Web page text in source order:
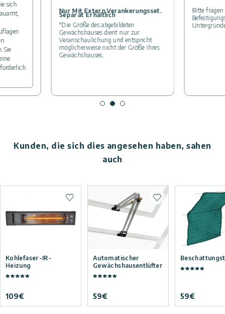
sich
Sie
Nur Mit Extern Verankerungsset.
Separat Erhältlich
*Die Größe des abgebildeten
Gewächshauses dient nur zur
Veranschaulichung und entspricht
möglicherweise nicht der Größe Ihres
Gewächshauses.
Bitte fragen
Kunden, die sich dies angesehen haben, sahen
auch
Kohlefaser-IR-
Heizung
109€
Zur Wunschliste hinzufügen
Automatischer
Gewächshausentlüfter
59€
Zur Wunschliste
59€